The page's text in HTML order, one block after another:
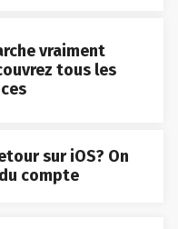
vraiment
tous les
sur iOS? On
compte